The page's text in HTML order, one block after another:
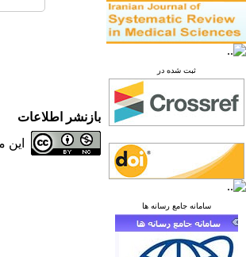
ثبت شده در
سامانه جامع رسانه ها
بازنشر اطلاعات